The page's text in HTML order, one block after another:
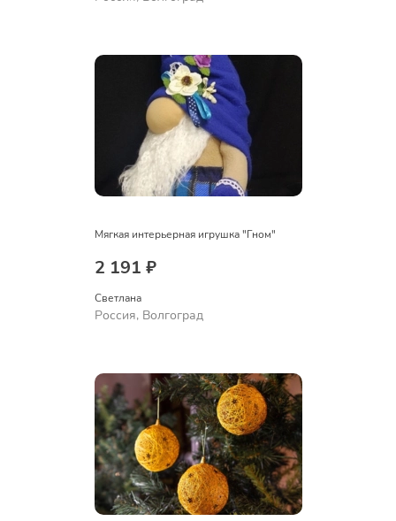
Мягкая интерьерная игрушка "Гном"
2 191 ₽
Светлана
Россия, Волгоград